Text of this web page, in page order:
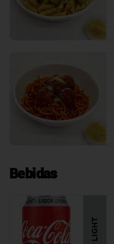
Bebidas